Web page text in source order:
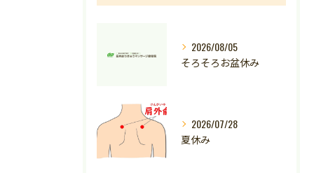
2026/08/05
そろそろお盆休み
2026/07/28
夏休み